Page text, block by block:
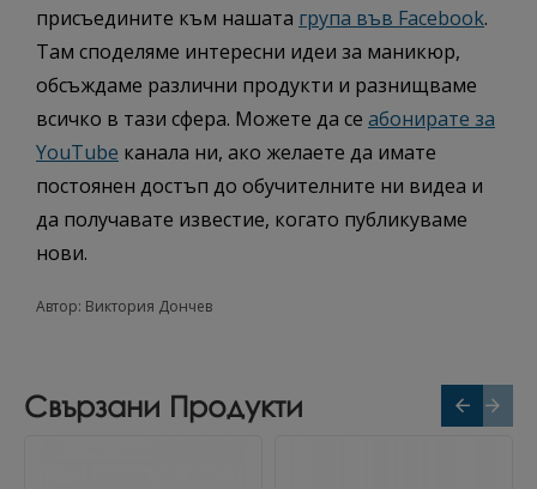
присъедините към нашата група във Facebook.
Там споделяме интересни идеи за маникюр,
обсъждаме различни продукти и разнищваме
всичко в тази сфера. Можете да се абонирате за
YouTube канала ни, ако желаете да имате
постоянен достъп до обучителните ни видеа и
да получавате известие, когато публикуваме
нови.
Автор: Виктория Дончев
Свързани Продукти